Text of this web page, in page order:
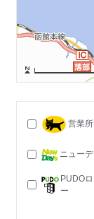
営業所
ニュー
PUDO
ー